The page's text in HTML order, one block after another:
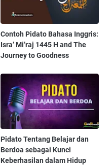
Contoh Pidato Bahasa Inggris:
Isra’ Mi’raj 1445 H and The
Journey to Goodness
Pidato Tentang Belajar dan
Berdoa sebagai Kunci
Keberhasilan dalam Hidup